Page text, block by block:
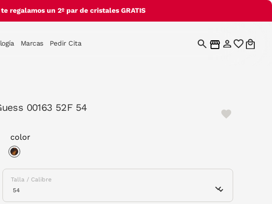
regalamos un 2º par de cristales GRATIS
Marcas Pedir Cita
00163 52F 54
color
Talla / Calibre